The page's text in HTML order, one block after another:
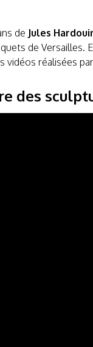
de Jules
de Versailles.
vidéos réalisées
des